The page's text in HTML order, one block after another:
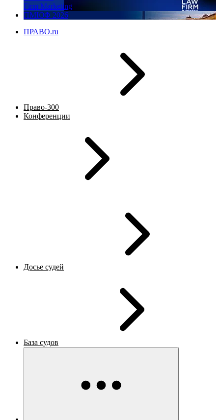
Firm Marketing
ПМЮФ 2026
ПРАВО.ru
Право-300
Конференции
Досье судей
База судов